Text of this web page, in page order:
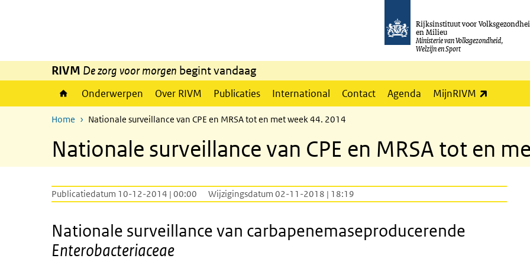
Rijksinstituut voor
en Milieu
Ministerie van Volksgezondheid,
Welzijn en Sport
RIVM De zorg voor morgen begint vandaag
Onderwerpen Over RIVM Publicaties International Contact Agenda MijnRIVM
Home Nationale surveillance van CPE en MRSA tot en met week 44. 2014
Nationale surveillance van CPE en MRSA tot en
Publicatiedatum 10-12-2014 | 00:00 Wijzigingsdatum 02-11-2018 | 18:19
Nationale surveillance van carbapenemaseproducerende
Enterobacteriaceae